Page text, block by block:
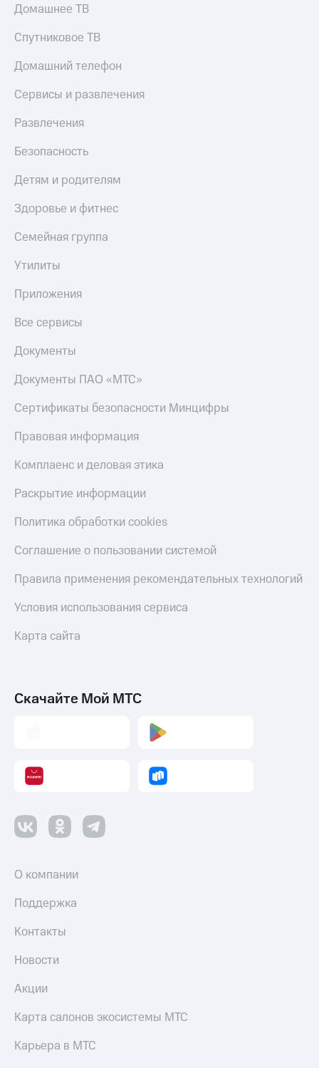
Домашнее ТВ
Спутниковое ТВ
Домашний телефон
Сервисы и развлечения
Развлечения
Безопасность
Детям и родителям
Здоровье и фитнес
Семейная группа
Утилиты
Приложения
Все сервисы
Документы
Документы ПАО «МТС»
Сертификаты безопасности Минцифры
Правовая информация
Комплаенс и деловая этика
Раскрытие информации
Политика обработки cookies
Соглашение о пользовании системой
Правила применения рекомендательных технологий
Условия использования сервиса
Карта сайта
Скачайте Мой МТС
О компании
Поддержка
Контакты
Новости
Акции
Карта салонов экосистемы МТС
Карьера в МТС